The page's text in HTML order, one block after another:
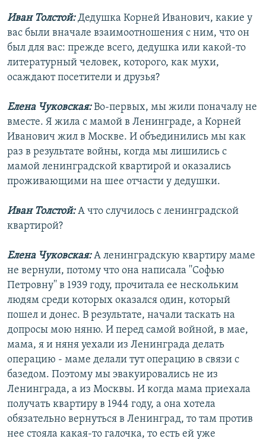
Иван Толстой:Дедушка Корней Иванович, какие у
вас были вначале взаимоотношения с ним, что он
был для вас: прежде всего, дедушка или какой-то
литературный человек, которого, как мухи,
осаждают посетители и друзья?
Елена Чуковская:Во-первых, мы жили поначалу не
вместе. Я жила с мамой в Ленинграде, а Корней
Иванович жил в Москве. И объединились мы как
раз в результате войны, когда мы лишились с
мамой ленинградской квартирой и оказались
проживающими на шее отчасти у дедушки.
Иван Толстой:А что случилось с ленинградской
квартирой?
Елена Чуковская:А ленинградскую квартиру маме
не вернули, потому что она написала ''Софью
Петровну'' в 1939 году, прочитала ее нескольким
людям среди которых оказался один, который
пошел и донес. В результате, начали таскать на
допросы мою няню. И перед самой войной, в мае,
мама, я и няня уехали из Ленинграда делать
операцию - маме делали тут операцию в связи с
базедом. Поэтому мы эвакуировались не из
Ленинграда, а из Москвы. И когда мама приехала
получать квартиру в 1944 году, а она хотела
обязательно вернуться в Ленинград, то там против
нее стояла какая-то галочка, то есть ей уже